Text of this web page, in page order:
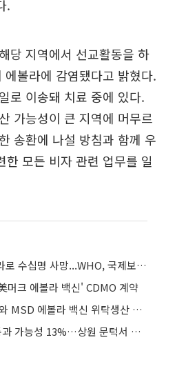
.
당 지역에서 선교활동을 하
볼라에 감염됐다고 밝혔다.
로 이송돼 치료 중에 있다.
가능성이 큰 지역에 머무르
송환에 나설 방침과 함께 우
한 모든 비자 관련 업무를 일
민주콩고·우간다서 에볼라로 수십명 사망...WHO, 국제보건 비상사태 선포
머크 에볼라 백신' CDMO 계약
SK바이오사이언스, IDT와 MSD 에볼라 백신 위탁생산 계약
美 클래리티 법안 연내 통과 가능성 13%…상원 문턱서 제동